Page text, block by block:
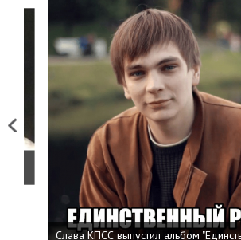
Previous
Слава КПСС выпустил альбом